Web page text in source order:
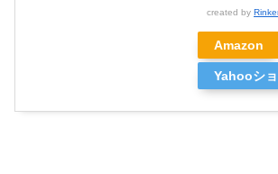
created by
Amazon
Yahooシ